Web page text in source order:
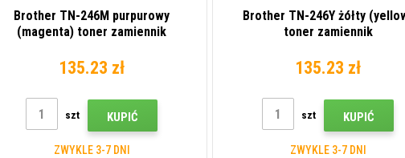
Brother TN-246M purpurowy
(magenta) toner zamiennik
135.23 zł
szt KUPIĆ
ZWYKLE 3-7 DNI
Brother TN-246Y żółty
toner zamiennik
135.23 zł
szt KUPIĆ
ZWYKLE 3-7 DNI